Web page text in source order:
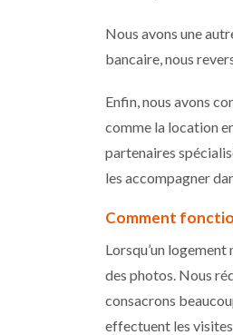
Nous avons une
bancaire, nous
Enfin, nous avons
comme la location
partenaires
les accompagner
Comment
Lorsqu’un
des photos. Nous
consacrons
effectuent les